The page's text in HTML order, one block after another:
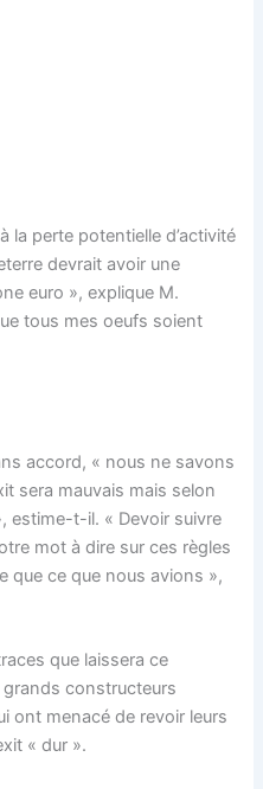
la perte potentielle d’activité
devrait avoir une
euro », explique M.
tous mes oeufs soient
accord, « nous ne savons
sera mauvais mais selon
estime-t-il. « Devoir suivre
mot à dire sur ces règles
que ce que nous avions »,
que laissera ce
constructeurs
ont menacé de revoir leurs
« dur ».